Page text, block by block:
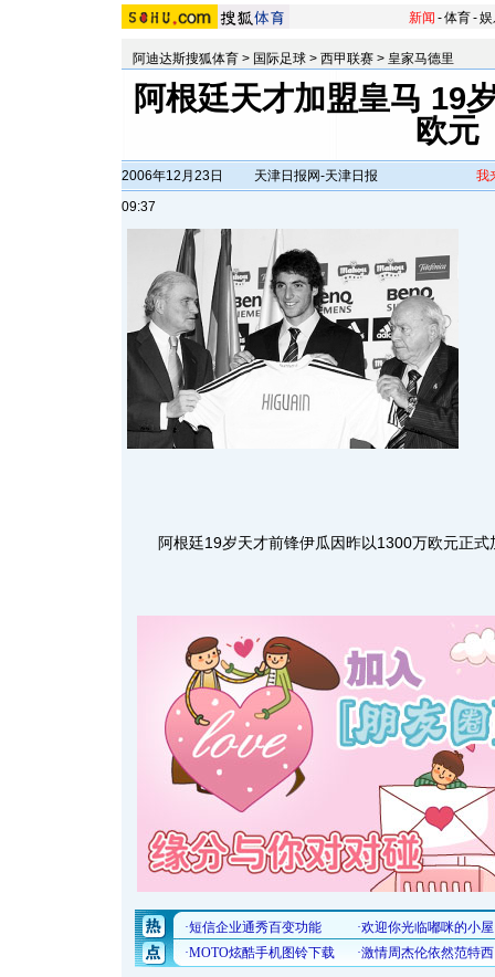
新闻 -体育-
阿迪达斯搜狐体育 > 国际足球 > 西甲联赛 > 皇家马德里
阿根廷天才加盟皇马 19
欧元
2006年12月23日
09:37
天津日报网-天津日报 我
阿根廷19岁天才前锋伊瓜因昨以1300万欧元正式